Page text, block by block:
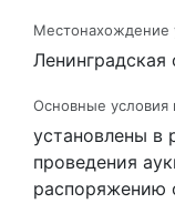
Местонахождение
Ленинградская
Основные условия
установлены в
проведения
распоряжению